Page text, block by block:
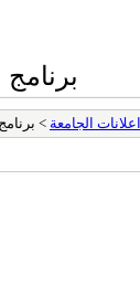
برنامج
اعلانات الجامعة >